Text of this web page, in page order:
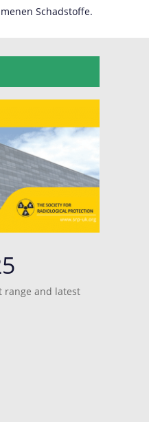
Schadstoffe.
range and latest